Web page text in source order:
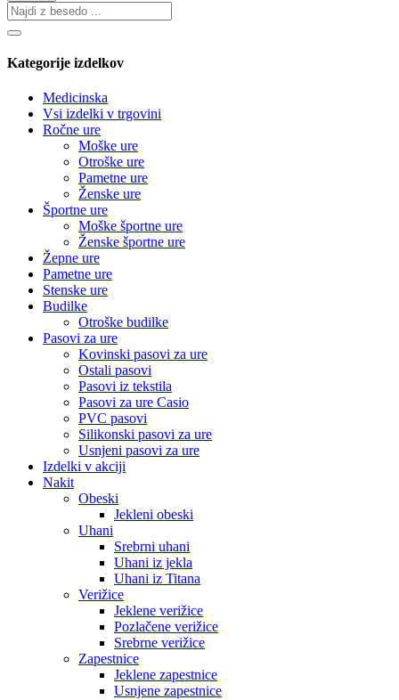
Kategorije izdelkov
Medicinska
Vsi izdelki v trgovini
Ročne ure
Moške ure
Otroške ure
Pametne ure
Ženske ure
Športne ure
Moške športne ure
Ženske športne ure
Žepne ure
Pametne ure
Stenske ure
Budilke
Otroške budilke
Pasovi za ure
Kovinski pasovi za ure
Ostali pasovi
Pasovi iz tekstila
Pasovi za ure Casio
PVC pasovi
Silikonski pasovi za ure
Usnjeni pasovi za ure
Izdelki v akciji
Nakit
Obeski
Jekleni obeski
Uhani
Srebrni uhani
Uhani iz jekla
Uhani iz Titana
Verižice
Jeklene verižice
Pozlačene verižice
Srebrne verižice
Zapestnice
Jeklene zapestnice
Usnjene zapestnice